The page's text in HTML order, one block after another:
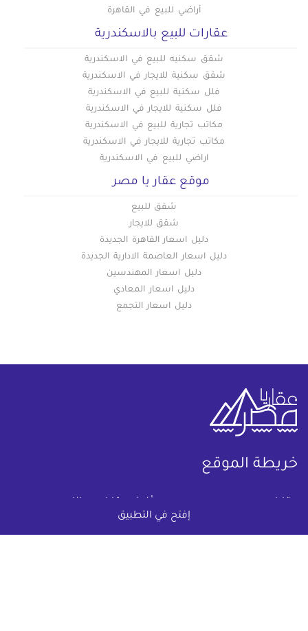
إفتح في التطبيق
أراضي للبيع في القاهرة
عقارات للبيع بالاسكندرية
شقق سكنيه للبيع في الاسكندرية
شقق سكنية للايجار في الاسكندرية
فلل سكنية للبيع في الاسكندرية
فلل سكنية للايجار في الاسكندرية
مكاتب تجارية للبيع في الاسكندرية
مكاتب تجارية للايجار في الاسكندرية
اراضي للبيع في الاسكندرية
موقع عقار يا مصر
شقق للبيع
شقق للايجار
دليل اسعار القاهرة الجديدة
دليل اسعار العاصمة الادارية الجديدة
دليل اسعار المهندسين
دليل اسعار المعادي
دليل اسعار التجمع
خريطة الموقع